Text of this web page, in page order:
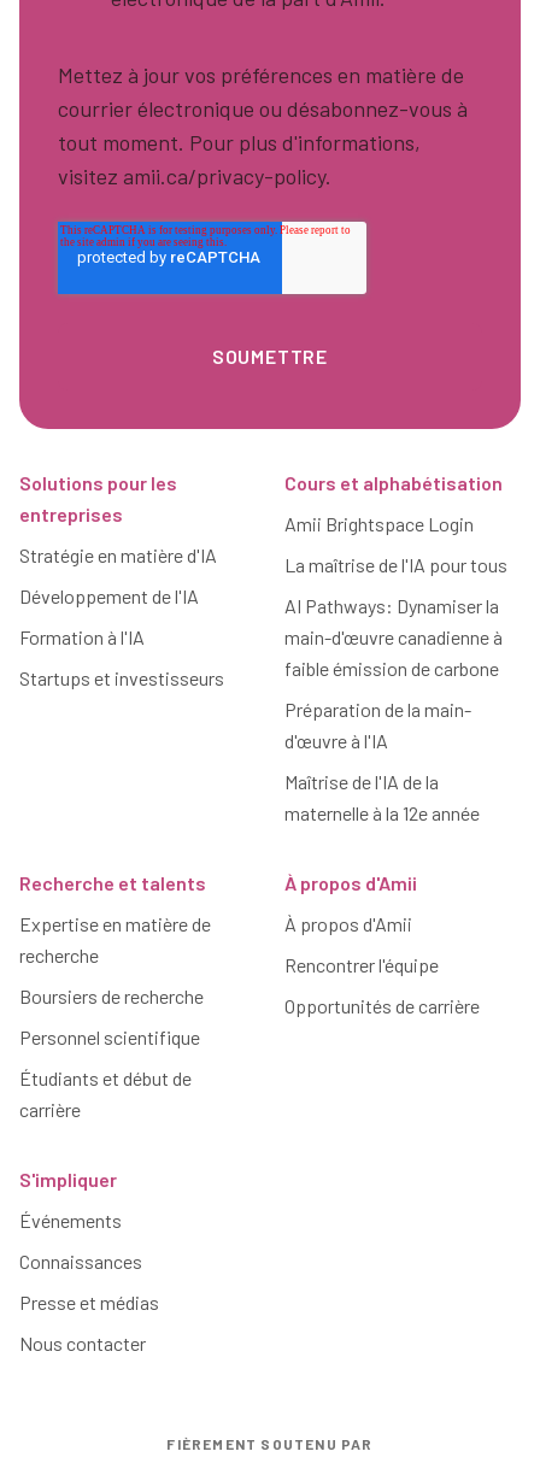
Mettez à jour vos préférences en matière de
courrier électronique ou désabonnez-vous à
tout moment. Pour plus d'informations,
visitez amii.ca/privacy-policy.
Solutions pour les
entreprises
Stratégie en matière d'IA
Développement de l'IA
Formation à l'IA
Startups et investisseurs
Cours et alphabétisation
Amii Brightspace Login
La maîtrise de l'IA pour tous
AI Pathways: Dynamiser la
main-d'œuvre canadienne à
faible émission de carbone
Préparation de la main-
d'œuvre à l'IA
Maîtrise de l'IA de la
maternelle à la 12e année
Recherche et talents
Expertise en matière de
recherche
Boursiers de recherche
Personnel scientifique
Étudiants et début de
carrière
À propos d'Amii
À propos d'Amii
Rencontrer l'équipe
Opportunités de carrière
S'impliquer
Événements
Connaissances
Presse et médias
Nous contacter
FIÈREMENT SOUTENU PAR